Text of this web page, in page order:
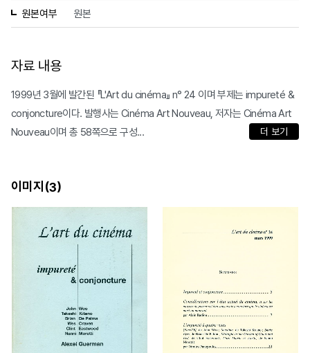
원본여부 원본
자료 내용
1999년 3월에 발간된 『L'Art du cinéma』 n° 24 이며 부제는 impureté &
conjoncture이다. 발행사는 Cinéma Art Nouveau, 저자는 Cinéma Art
Nouveau이며 총 58쪽으로 구성...
더 보기
이미지(3)